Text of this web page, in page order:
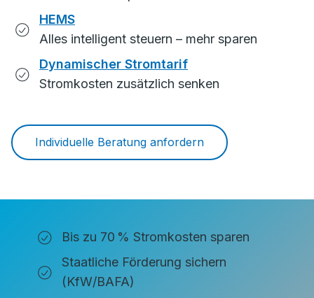
HEMS
Alles intelligent steuern – mehr sparen
Dynamischer Stromtarif
Stromkosten zusätzlich senken
Individuelle Beratung anfordern
Bis zu 70 % Stromkosten sparen
Staatliche Förderung sichern
(KfW/BAFA)